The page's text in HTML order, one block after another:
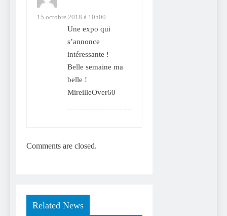
dit :
15 octobre 2018 à 10h00
Une expo qui
s’annonce
intéressante !
Belle semaine ma
belle !
MireilleOver60
Comments are closed.
Related News